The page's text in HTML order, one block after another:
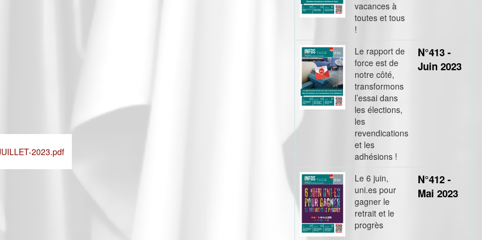
2023.pdf
vacances à
toutes et tous
!
Le rapport de
force est de
notre côté,
transformons
l’essai dans
les élections,
les
revendications
et les
adhésions !
N°413 -
Juin 2023
Le 6 juin,
uni.es pour
gagner le
retrait et le
progrès
N°412 -
Mai 2023